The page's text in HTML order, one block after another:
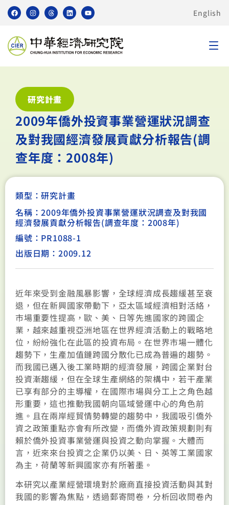
English
研究計畫
2009年僑外投資事業營運狀況調查
及對我國經濟發展貢獻分析報告(調
查年度：2008年)
類型：研究計畫
名稱：2009年僑外投資事業營運狀況調查及對我國
經濟發展貢獻分析報告(調查年度：2008年)
編號：PR1088-1
出版日期：2009.12
近年來受到金融風暴影響，全球經濟成長趨緩甚至衰
退，但在新興國家帶動下，亞太區域經濟相對活絡，
市場重要性提高，歐、美、日等先進國家的跨國企
業，越來越重視亞洲地區在世界經濟活動上的戰略地
位，紛紛強化在此區的投資布局。在世界市場一體化
趨勢下，生產加值鏈跨國分散化已成為普遍的趨勢。
而我國已邁入後工業時期的經濟發展，跨國企業對台
投資漸趨緩，但在全球生產網絡的架構中，若干產業
已享有部分的主導權，在國際市場與分工上之角色越
形重要，這也推動我國朝向區域營運中心的角色前
進。且在兩岸經貿情勢轉變的趨勢中，我國吸引僑外
資之政策重點亦會有所改變，而僑外資政策規劃則有
賴於僑外投資事業營運與投資之動向掌握。大體而
言，近來來台投資之企業仍以美、日、英等工業國家
為主，荷蘭等新興國家亦有所著墨。
本研究以產業經營環境對於廠商直接投資活動與其對
我國的影響為焦點，透過郵寄問卷，分析回收問卷內